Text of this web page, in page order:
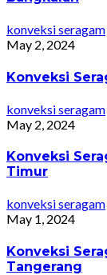
konveksi seragam
May 2, 2024
Konveksi
konveksi seragam
May 2, 2024
Konveksi
Timur
konveksi seragam
May 1, 2024
Konveksi
Tangerang